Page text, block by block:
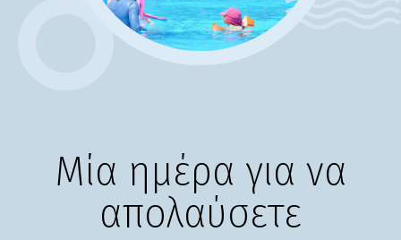
Μία ημέρα για να
απολαύσετε